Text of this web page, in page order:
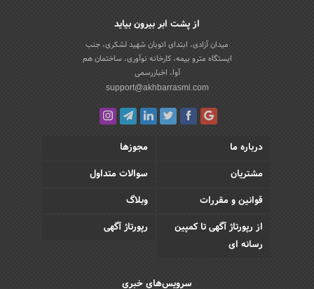
از پشت ابر بیرون بیاید
میدان آزادی، ابتدای اتوبان شهید لشکری، جنب
ایستگاه مترو بیمه، کارخانه نوآوری، ساختمان هم
آوا، اخباررسمی
support@akhbarrasmi.com
درباره ما
مجوزها
مشتریان
سوالات متداول
قوانین و مقررات
وبلاگ
از رپورتاژ آگهی تا کمپین
رسانه ای
رپورتاژ آگهی
سرویس‌های خبری